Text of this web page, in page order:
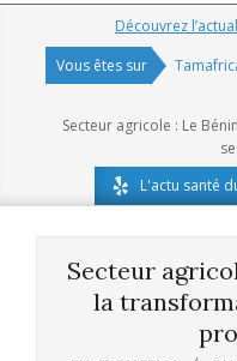
Navigation
Découvrez
Vous êtes sur
Secteur agricole : Le
L'actu santé
Secteur
la